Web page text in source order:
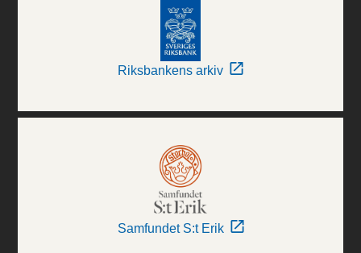
Riksbankens arkiv
Samfundet S:t Erik